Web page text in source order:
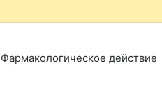
Фармакологическое действие